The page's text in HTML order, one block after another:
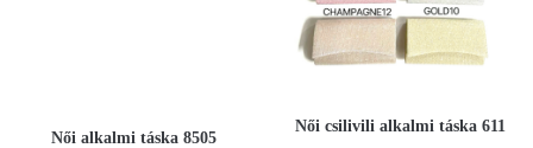
Női alkalmi táska 8505
Női csilivili alkalmi táska 611